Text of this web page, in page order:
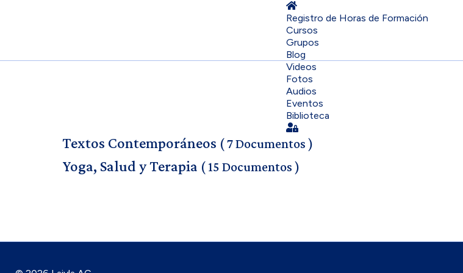
Home
Registro de Horas de Formación
Cursos
Grupos
Blog
Videos
Fotos
Audios
Eventos
Biblioteca
Sign In
Textos Contemporáneos ( 7 Documentos )
Yoga, Salud y Terapia ( 15 Documentos )